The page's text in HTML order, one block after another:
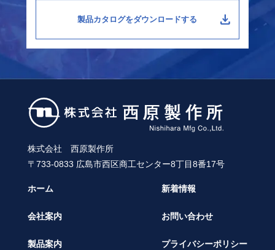
製品カタログをダウンロードする download
株式会社 西原製作所
〒733-0833 広島市西区商工センター8丁目8番17号
ホーム
会社案内
製品案内
新着情報
お問い合わせ
プライバシーポリシー